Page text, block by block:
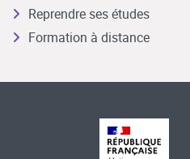
Reprendre ses études
Formation à distance